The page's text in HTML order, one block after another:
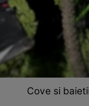
Cove si